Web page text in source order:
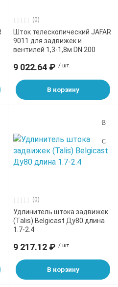
(0)
Шток телескопический JAFAR
9011 для задвижек и
вентилей 1,3-1,8м DN 200
9 022.64 ₽ / шт.
В корзину
(0)
Удлинитель штока задвижек
(Talis) Belgicast Ду80 длина
1.7-2.4
9 217.12 ₽ / шт.
В корзину